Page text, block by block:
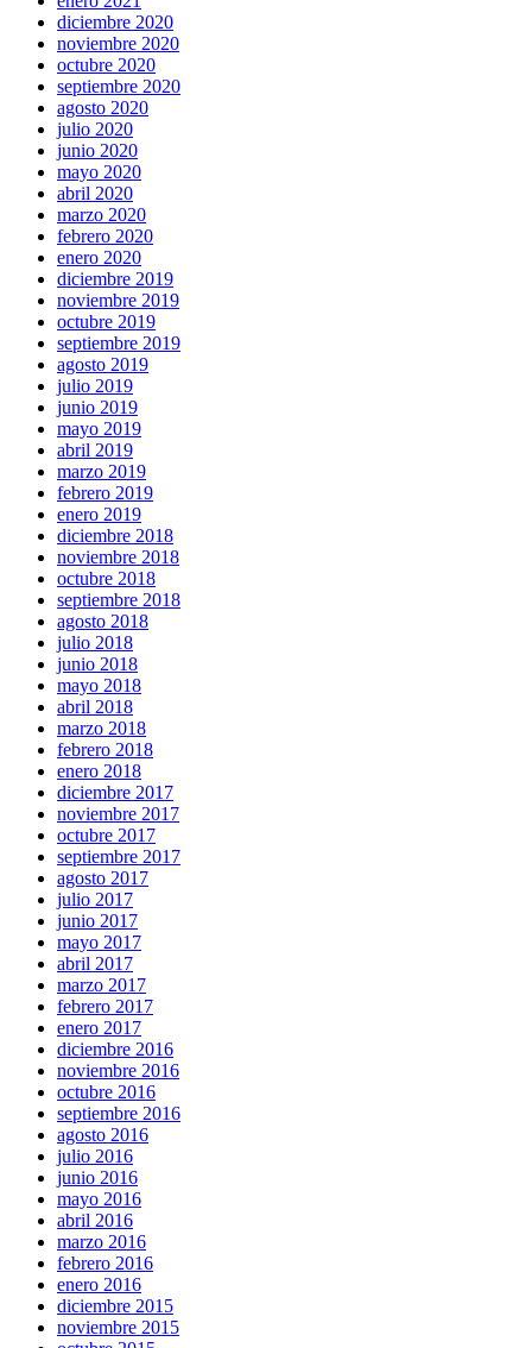
diciembre 2020
noviembre 2020
octubre 2020
septiembre 2020
agosto 2020
julio 2020
junio 2020
mayo 2020
abril 2020
marzo 2020
febrero 2020
enero 2020
diciembre 2019
noviembre 2019
octubre 2019
septiembre 2019
agosto 2019
julio 2019
junio 2019
mayo 2019
abril 2019
marzo 2019
febrero 2019
enero 2019
diciembre 2018
noviembre 2018
octubre 2018
septiembre 2018
agosto 2018
julio 2018
junio 2018
mayo 2018
abril 2018
marzo 2018
febrero 2018
enero 2018
diciembre 2017
noviembre 2017
octubre 2017
septiembre 2017
agosto 2017
julio 2017
junio 2017
mayo 2017
abril 2017
marzo 2017
febrero 2017
enero 2017
diciembre 2016
noviembre 2016
octubre 2016
septiembre 2016
agosto 2016
julio 2016
junio 2016
mayo 2016
abril 2016
marzo 2016
febrero 2016
enero 2016
diciembre 2015
noviembre 2015